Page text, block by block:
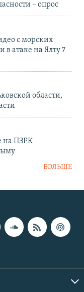
– опрос
с морских
в атаке на Ялту 7
области,
на ПЗРК
БОЛЬШЕ